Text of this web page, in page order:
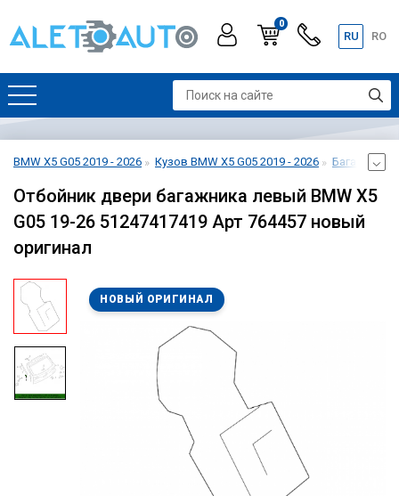
0
RU RO
BMW X5 G05 2019 - 2026 Кузов BMW X5 G05 2019 - 2026 Багажник
Отбойник двери багажника левый BMW X5
G05 19-26 51247417419 Арт 764457 новый
оригинал
НОВЫЙ ОРИГИНАЛ